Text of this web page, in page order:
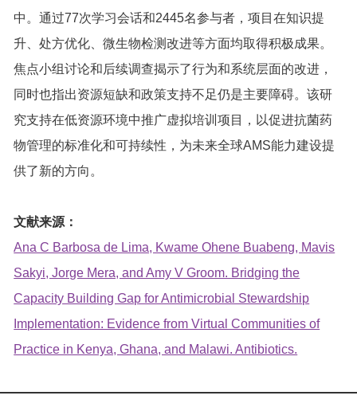
中。通过77次学习会话和2445名参与者，项目在知识提
升、处方优化、微生物检测改进等方面均取得积极成果。
焦点小组讨论和后续调查揭示了行为和系统层面的改进，
同时也指出资源短缺和政策支持不足仍是主要障碍。该研
究支持在低资源环境中推广虚拟培训项目，以促进抗菌药
物管理的标准化和可持续性，为未来全球AMS能力建设提
供了新的方向。
文献来源：
Ana C Barbosa de Lima, Kwame Ohene Buabeng, Mavis
Sakyi, Jorge Mera, and Amy V Groom. Bridging the
Capacity Building Gap for Antimicrobial Stewardship
Implementation: Evidence from Virtual Communities of
Practice in Kenya, Ghana, and Malawi. Antibiotics.